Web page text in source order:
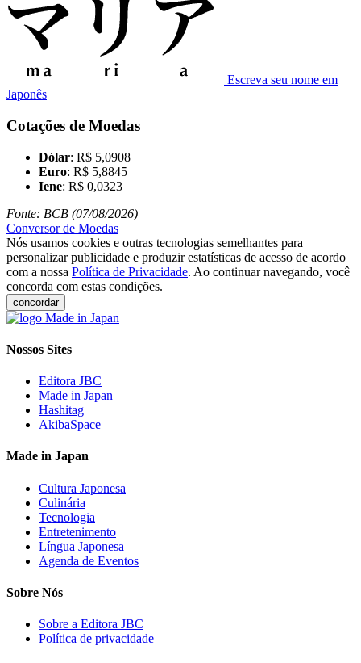
Escreva seu nome em
Japonês
Cotações de Moedas
Dólar: R$ 5,0908
Euro: R$ 5,8845
Iene: R$ 0,0323
Fonte: BCB (07/08/2026)
Conversor de Moedas
Nós usamos cookies e outras tecnologias semelhantes para
personalizar publicidade e produzir estatísticas de acesso de acordo
com a nossa Política de Privacidade. Ao continuar navegando, você
concorda com estas condições.
concordar
Nossos Sites
Editora JBC
Made in Japan
Hashitag
AkibaSpace
Made in Japan
Cultura Japonesa
Culinária
Tecnologia
Entretenimento
Língua Japonesa
Agenda de Eventos
Sobre Nós
Sobre a Editora JBC
Política de privacidade